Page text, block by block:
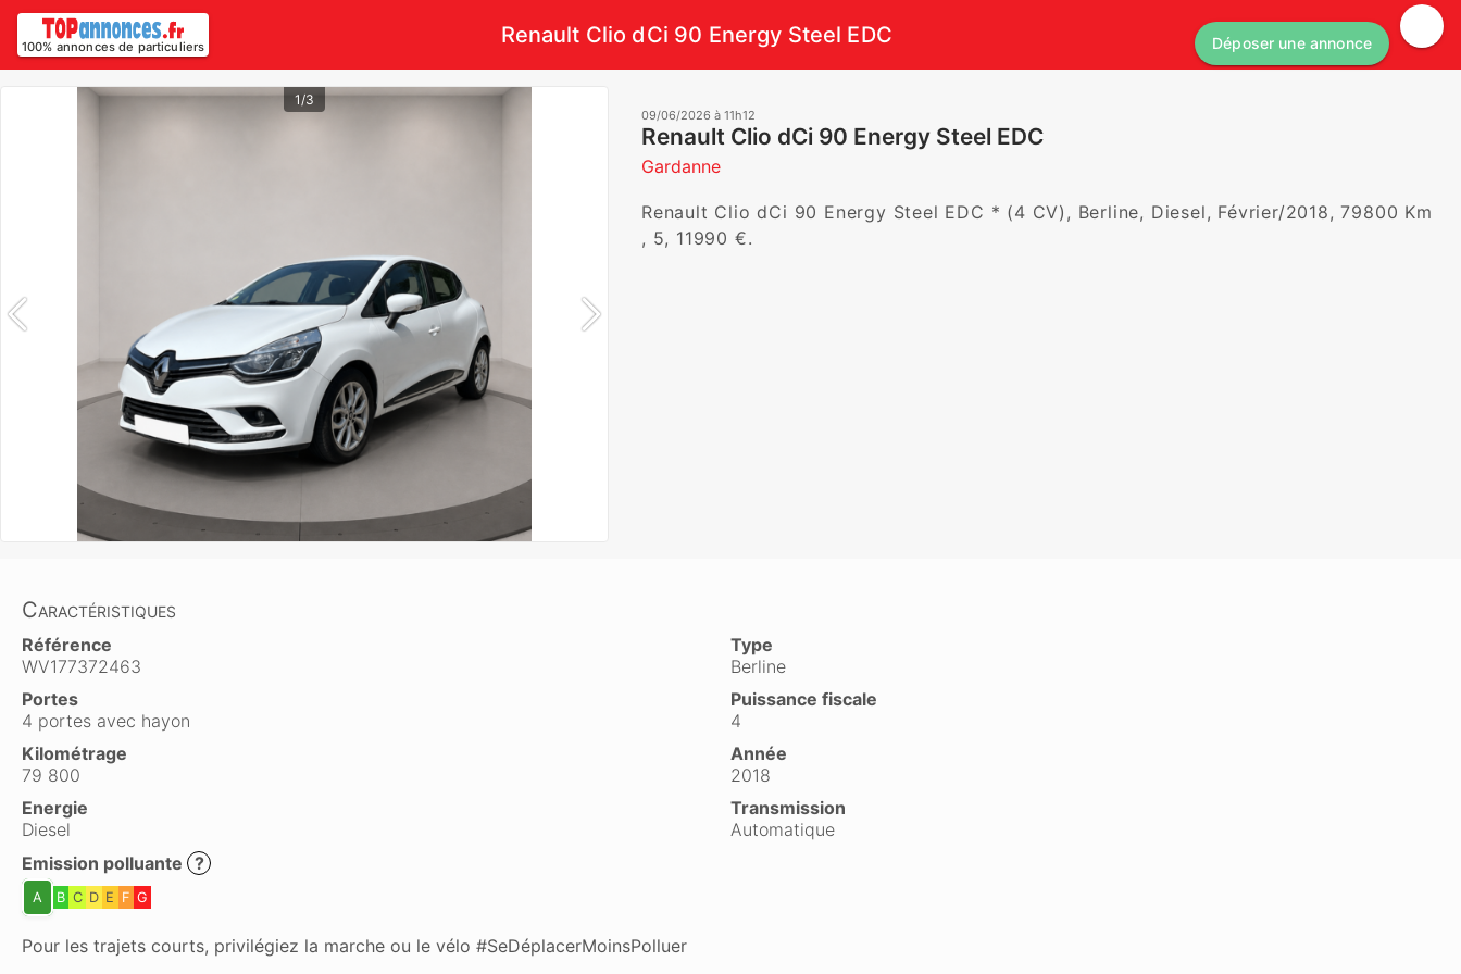
100% annonces de particuliers Renault Clio dCi 90 Energy Steel EDC Déposer une annonce
1/3
09/06/2026 à 11h12
Renault Clio dCi 90 Energy Steel EDC
Gardanne
Renault Clio dCi 90 Energy Steel EDC * (4 CV), Berline, Diesel, Février/2018, 79800 Km
, 5, 11990 €.
Caractéristiques
Référence
WV177372463
Type
Berline
Portes
4 portes avec hayon
Puissance fiscale
4
Kilométrage
79 800
Année
2018
Energie
Diesel
Transmission
Automatique
Emission polluante ?
A B C D E F G
Pour les trajets courts, privilégiez la marche ou le vélo #SeDéplacerMoinsPolluer